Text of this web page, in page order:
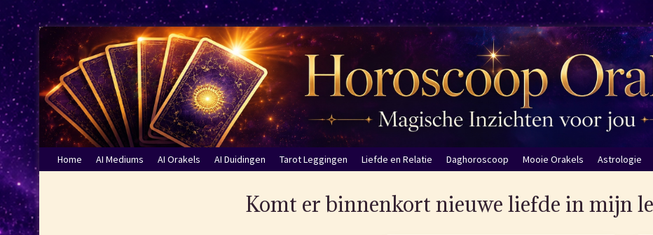
Home AI Mediums AI Orakels AI Duidingen Tarot Leggingen Liefde en Relatie Daghoroscoop Mooie Orakels Astrologie
Komt er binnenkort nieuwe liefde in mijn